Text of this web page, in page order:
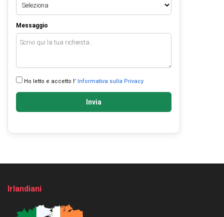
Messaggio
Ho letto e accetto l’ Informativa sulla Privacy
Invia
Irlandiani